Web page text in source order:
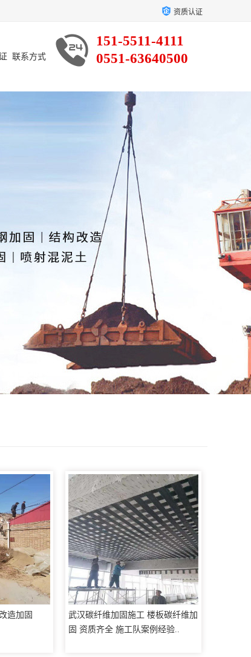
资质认证
151-5511-4111
0551-63640500
联系方式
造加固
武汉碳纤维加固施工 楼板碳纤维加
固 资质齐全 施工队案例经验..